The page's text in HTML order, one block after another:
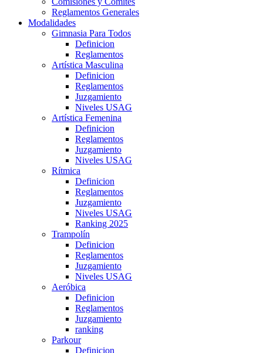
Reglamentos Generales
Modalidades
Gimnasia Para Todos
Definicion
Reglamentos
Artística Masculina
Definicion
Reglamentos
Juzgamiento
Niveles USAG
Artística Femenina
Definicion
Reglamentos
Juzgamiento
Niveles USAG
Rítmica
Definicion
Reglamentos
Juzgamiento
Niveles USAG
Ranking 2025
Trampolín
Definicion
Reglamentos
Juzgamiento
Niveles USAG
Aeróbica
Definicion
Reglamentos
Juzgamiento
ranking
Parkour
Definicion